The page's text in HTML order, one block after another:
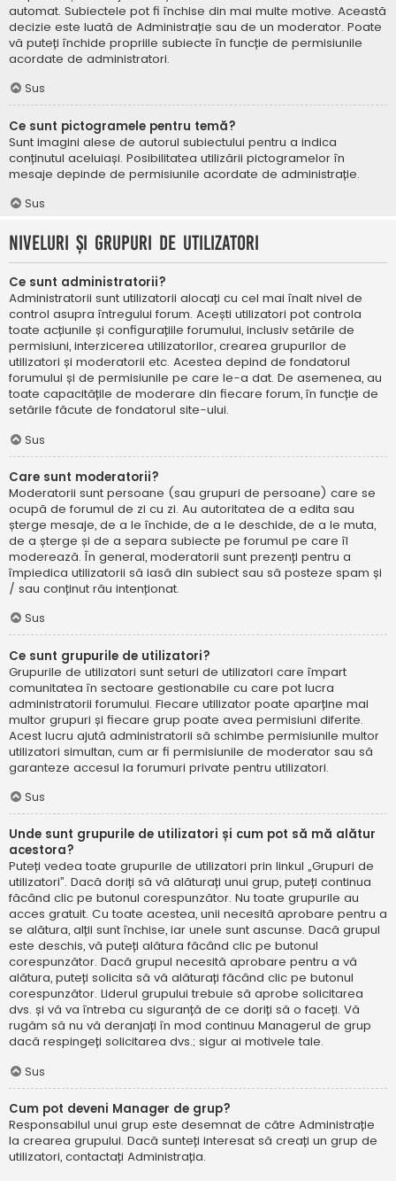
automat. Subiectele pot fi închise din mai multe motive. Această
decizie este luată de Administrație sau de un moderator. Poate
vă puteți închide propriile subiecte în funcție de permisiunile
acordate de administratori.
Sus
Ce sunt pictogramele pentru temă?
Sunt imagini alese de autorul subiectului pentru a indica
conținutul aceluiași. Posibilitatea utilizării pictogramelor în
mesaje depinde de permisiunile acordate de administrație.
Sus
Niveluri și grupuri de utilizatori
Ce sunt administratorii?
Administratorii sunt utilizatorii alocați cu cel mai înalt nivel de
control asupra întregului forum. Acești utilizatori pot controla
toate acțiunile și configurațiile forumului, inclusiv setările de
permisiuni, interzicerea utilizatorilor, crearea grupurilor de
utilizatori și moderatorii etc. Acestea depind de fondatorul
forumului și de permisiunile pe care le-a dat. De asemenea, au
toate capacitățile de moderare din fiecare forum, în funcție de
setările făcute de fondatorul site-ului.
Sus
Care sunt moderatorii?
Moderatorii sunt persoane (sau grupuri de persoane) care se
ocupă de forumul de zi cu zi. Au autoritatea de a edita sau
șterge mesaje, de a le închide, de a le deschide, de a le muta,
de a șterge și de a separa subiecte pe forumul pe care îl
moderează. În general, moderatorii sunt prezenți pentru a
împiedica utilizatorii să iasă din subiect sau să posteze spam și
/ sau conținut rău intenționat.
Sus
Ce sunt grupurile de utilizatori?
Grupurile de utilizatori sunt seturi de utilizatori care împart
comunitatea în sectoare gestionabile cu care pot lucra
administratorii forumului. Fiecare utilizator poate aparține mai
multor grupuri și fiecare grup poate avea permisiuni diferite.
Acest lucru ajută administratorii să schimbe permisiunile multor
utilizatori simultan, cum ar fi permisiunile de moderator sau să
garanteze accesul la forumuri private pentru utilizatori.
Sus
Unde sunt grupurile de utilizatori și cum pot să mă alătur
acestora?
Puteți vedea toate grupurile de utilizatori prin linkul „Grupuri de
utilizatori”. Dacă doriți să vă alăturați unui grup, puteți continua
făcând clic pe butonul corespunzător. Nu toate grupurile au
acces gratuit. Cu toate acestea, unii necesită aprobare pentru a
se alătura, alții sunt închise, iar unele sunt ascunse. Dacă grupul
este deschis, vă puteți alătura făcând clic pe butonul
corespunzător. Dacă grupul necesită aprobare pentru a vă
alătura, puteți solicita să vă alăturați făcând clic pe butonul
corespunzător. Liderul grupului trebuie să aprobe solicitarea
dvs. și vă va întreba cu siguranță de ce doriți să o faceți. Vă
rugăm să nu vă deranjați în mod continuu Managerul de grup
dacă respingeți solicitarea dvs.; sigur ai motivele tale.
Sus
Cum pot deveni Manager de grup?
Responsabilul unui grup este desemnat de către Administrație
la crearea grupului. Dacă sunteți interesat să creați un grup de
utilizatori, contactați Administrația.